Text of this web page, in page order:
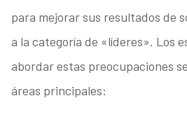
para mejorar sus resultados de
a la categoría de «líderes». Los
abordar estas preocupaciones
áreas principales: